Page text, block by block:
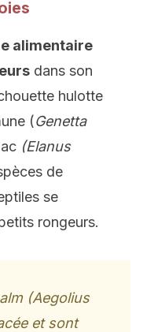
alimentaire
dans son
hulotte
(Genetta
(Elanus
de
se
rongeurs.
(Aegolius
et sont